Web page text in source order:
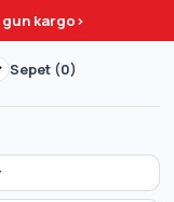
kargo>
Sepet (0)